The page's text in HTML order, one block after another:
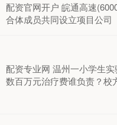
配资官网开户 皖通高速
合体成员共同设立项目公司
配资专业网 温州一小学生实
数百万元治疗费谁负责？校